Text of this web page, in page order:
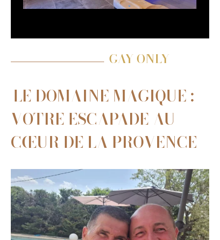
GAY ONLY
LE DOMAINE MAGIQUE :
VOTRE ESCAPADE AU
CŒUR DE LA PROVENCE